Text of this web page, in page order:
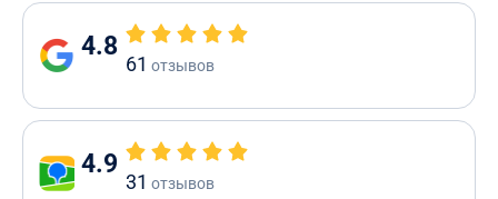
4.8
61 отзывов
4.9
31 отзывов